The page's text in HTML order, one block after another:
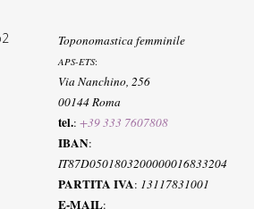
Toponomastica femminile
APS-ETS:
Via Nanchino, 256
00144 Roma
tel.:+39 333 7607808
IBAN:
IT87D0501803200000016833204
PARTITA IVA: 13117831001
E-MAIL: